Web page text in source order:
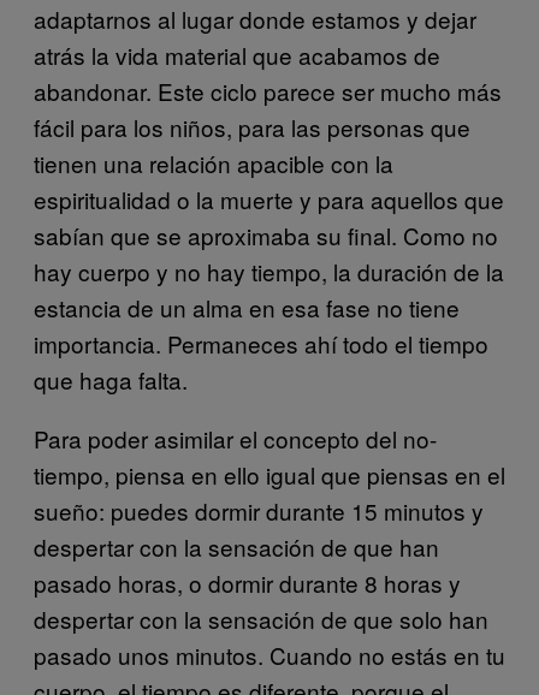
adaptarnos al lugar donde estamos y dejar
atrás la vida material que acabamos de
abandonar. Este ciclo parece ser mucho más
fácil para los niños, para las personas que
tienen una relación apacible con la
espiritualidad o la muerte y para aquellos que
sabían que se aproximaba su final. Como no
hay cuerpo y no hay tiempo, la duración de la
estancia de un alma en esa fase no tiene
importancia. Permaneces ahí todo el tiempo
que haga falta.
Para poder asimilar el concepto del no-
tiempo, piensa en ello igual que piensas en el
sueño: puedes dormir durante 15 minutos y
despertar con la sensación de que han
pasado horas, o dormir durante 8 horas y
despertar con la sensación de que solo han
pasado unos minutos. Cuando no estás en tu